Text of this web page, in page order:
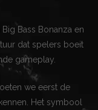
Bass Bonanza en
dat spelers boeit
gameplay.
we eerst de
Het symbool